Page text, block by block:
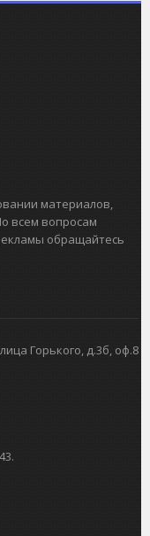
материалов,
всем вопросам
обращайтесь
Горького, д.3б, оф.8